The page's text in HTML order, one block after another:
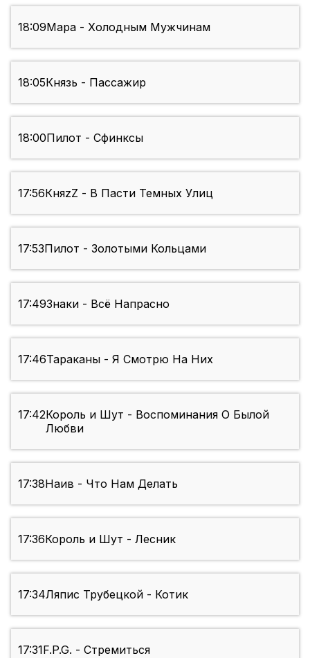
18:09Мара - Холодным Мужчинам
18:05Князь - Пассажир
18:00Пилот - Сфинксы
17:56КняzZ - В Пасти Темных Улиц
17:53Пилот - Золотыми Кольцами
17:49Знаки - Всё Напрасно
17:46Тараканы - Я Смотрю На Них
17:42Король и Шут - Воспоминания О Былой
Любви
17:38Наив - Что Нам Делать
17:36Король и Шут - Лесник
17:34Ляпис Трубецкой - Котик
17:31F.P.G. - Стремиться